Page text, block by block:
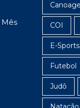
COI
E-Sports
Futebol
Judô